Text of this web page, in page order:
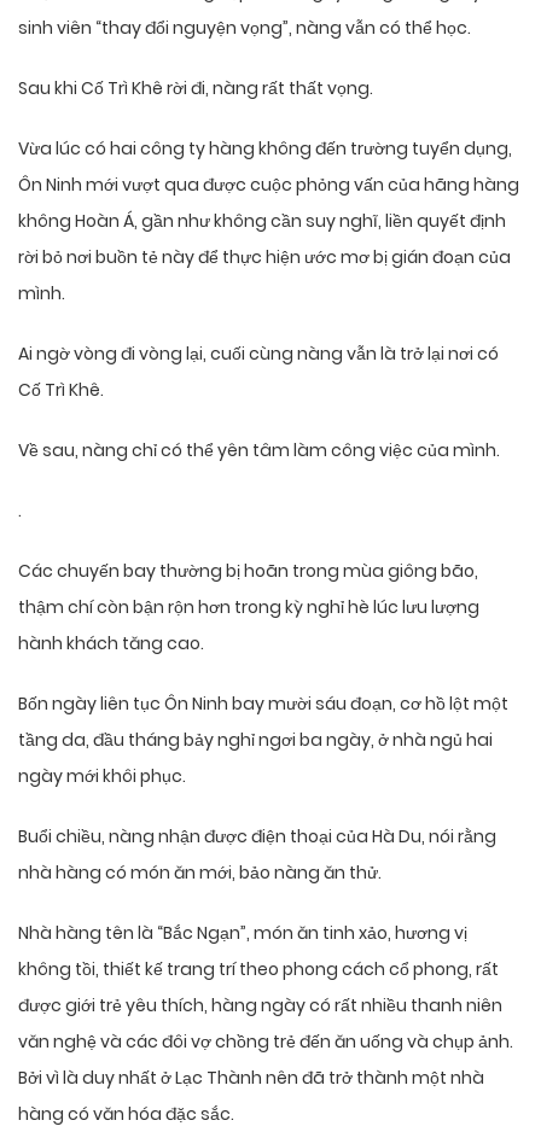
sinh viên “thay đổi nguyện vọng”, nàng vẫn có thể học.
Sau khi Cố Trì Khê rời đi, nàng rất thất vọng.
Vừa lúc có hai công ty hàng không đến trường tuyển dụng,
Ôn Ninh mới vượt qua được cuộc phỏng vấn của hãng hàng
không Hoàn Á, gần như không cần suy nghĩ, liền quyết định
rời bỏ nơi buồn tẻ này để thực hiện ước mơ bị gián đoạn của
mình.
Ai ngờ vòng đi vòng lại, cuối cùng nàng vẫn là trở lại nơi có
Cố Trì Khê.
Về sau, nàng chỉ có thể yên tâm làm công việc của mình.
.
Các chuyến bay thường bị hoãn trong mùa giông bão,
thậm chí còn bận rộn hơn trong kỳ nghỉ hè lúc lưu lượng
hành khách tăng cao.
Bốn ngày liên tục Ôn Ninh bay mười sáu đoạn, cơ hồ lột một
tầng da, đầu tháng bảy nghỉ ngơi ba ngày, ở nhà ngủ hai
ngày mới khôi phục.
Buổi chiều, nàng nhận được điện thoại của Hà Du, nói rằng
nhà hàng có món ăn mới, bảo nàng ăn thử.
Nhà hàng tên là “Bắc Ngạn”, món ăn tinh xảo, hương vị
không tồi, thiết kế trang trí theo phong cách cổ phong, rất
được giới trẻ yêu thích, hàng ngày có rất nhiều thanh niên
văn nghệ và các đôi vợ chồng trẻ đến ăn uống và chụp ảnh.
Bởi vì là duy nhất ở Lạc Thành nên đã trở thành một nhà
hàng có văn hóa đặc sắc.